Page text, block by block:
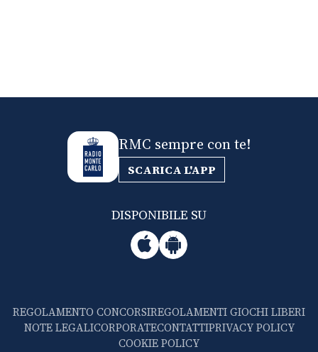
RMC sempre con te!
SCARICA L'APP
DISPONIBILE SU
REGOLAMENTO CONCORSIREGOLAMENTI GIOCHI LIBERI
NOTE LEGALICORPORATECONTATTIPRIVACY POLICY
COOKIE POLICY